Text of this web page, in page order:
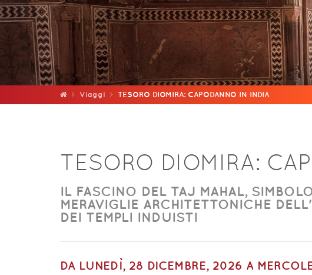
Viaggi TESORO DIOMIRA: CAPODANNO IN INDIA
TESORO DIOMIRA:
IL FASCINO DEL TAJ MAHAL,
MERAVIGLIE ARCHITETTONICHE
DEI TEMPLI INDUISTI
DA LUNEDÌ, 28 DICEMBRE, 2026 A